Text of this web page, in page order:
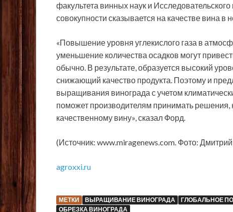
факультета винных наук и
совокупности сказывается на качестве вина в
«Повышение уровня углекислого газа в
уменьшение количества осадков могут
обычно. В результате, образуется высокий
снижающий качество продукта. Поэтому и
выращивания винограда с учетом
поможет производителям принимать
качественному вину», сказал Форд.
(Источник: www.miragenews.com. Фото:
agroxxi.ru
МЕТКИ ВЫРАЩИВАНИЕ ВИНОГРАДА ГЛОБАЛЬНОЕ
ОБРЕЗКА ВИНОГРАДА